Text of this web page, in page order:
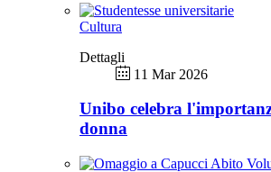
Cultura
Dettagli
11 Mar 2026
Unibo celebra
donna